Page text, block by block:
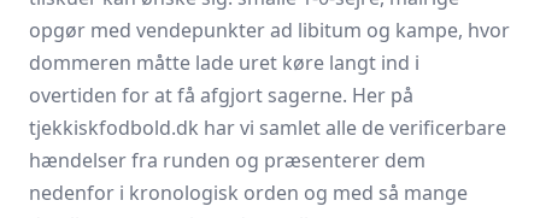
opgør med vendepunkter ad libitum og kampe, hvor
dommeren måtte lade uret køre langt ind i
overtiden for at få afgjort sagerne. Her på
tjekkiskfodbold.dk har vi samlet alle de verificerbare
hændelser fra runden og præsenterer dem
nedenfor i kronologisk orden og med så mange